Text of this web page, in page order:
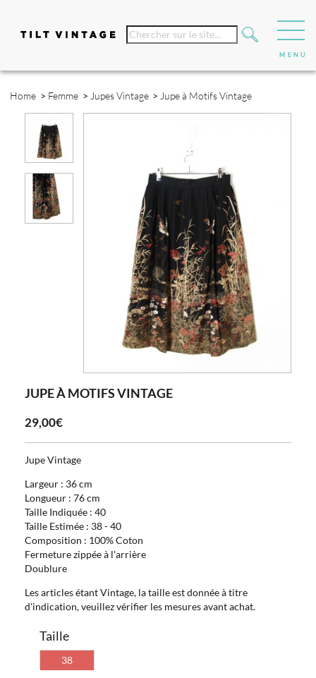
Home > Femme > Jupes Vintage > Jupe à Motifs Vintage
JUPE À MOTIFS VINTAGE
29,00€
Jupe Vintage
Largeur : 36 cm
Longueur : 76 cm
Taille Indiquée : 40
Taille Estimée : 38 - 40
Composition : 100% Coton
Fermeture zippée à l'arrière
Doublure
Les articles étant Vintage, la taille est donnée à titre
d'indication, veuillez vérifier les mesures avant achat.
Taille
38